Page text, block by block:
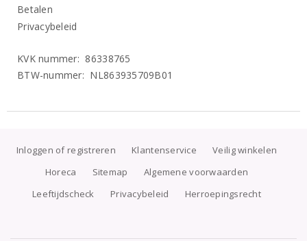
Betalen
Privacybeleid
KVK nummer: 86338765
BTW-nummer: NL863935709B01
Inloggen of registreren Klantenservice
Veilig winkelen
Horeca
Sitemap
Algemene voorwaarden
Leeftijdscheck
Privacybeleid Herroepingsrecht